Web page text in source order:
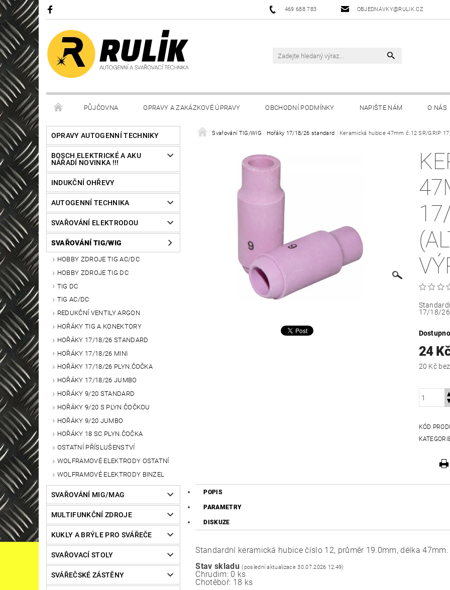
469 688 783 OBJEDNAVKY@RULIK.CZ
PŮJČOVNA OPRAVY A ZAKÁZKOVÉ ÚPRAVY OBCHODNÍ PODMÍNKY NAPIŠTE NÁM O NÁS
OPRAVY AUTOGENNÍ TECHNIKY
BOSCH ELEKTRICKÉ A AKU
NÁŘADÍ NOVINKA !!!
INDUKČNÍ OHŘEVY
AUTOGENNÍ TECHNIKA
SVAŘOVÁNÍ ELEKTRODOU
SVAŘOVÁNÍ TIG/WIG
HOBBY ZDROJE TIG AC/DC
HOBBY ZDROJE TIG DC
TIG DC
TIG AC/DC
REDUKČNÍ VENTILY ARGON
HOŘÁKY TIG A KONEKTORY
HOŘÁKY 17/18/26 STANDARD
HOŘÁKY 17/18/26 MINI
HOŘÁKY 17/18/26 PLYN.ČOČKA
HOŘÁKY 17/18/26 JUMBO
HOŘÁKY 9/20 STANDARD
HOŘÁKY 9/20 S PLYN.ČOČKOU
HOŘÁKY 9/20 JUMBO
HOŘÁKY 18 SC PLYN.ČOČKA
OSTATNÍ PŘÍSLUŠENSTVÍ
WOLFRAMOVÉ ELEKTRODY OSTATNÍ
WOLFRAMOVÉ ELEKTRODY BINZEL
SVAŘOVÁNÍ MIG/MAG
MULTIFUNKČNÍ ZDROJE
KUKLY A BRÝLE PRO SVÁŘEČE
SVAŘOVACÍ STOLY
SVÁŘEČSKÉ ZÁSTĚNY
Svařování TIG/WIG Hořáky 17/18/26 standard Keramická hubice 47mm č.12 SR/GRIP
17/18/26
24
20
KÓD
POPIS
PARAMETRY
DISKUZE
Standardní keramická hubice číslo 12, průměr 19.0mm, délka 47mm.
Stav skladu (poslední aktualizace 30.07.2026 12:49)
Chrudim: 0 ks
Chotěboř: 18 ks